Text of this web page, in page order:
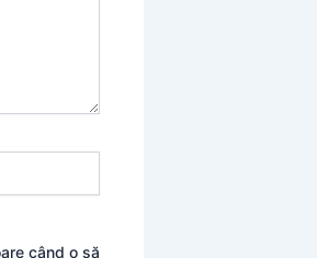
când o să